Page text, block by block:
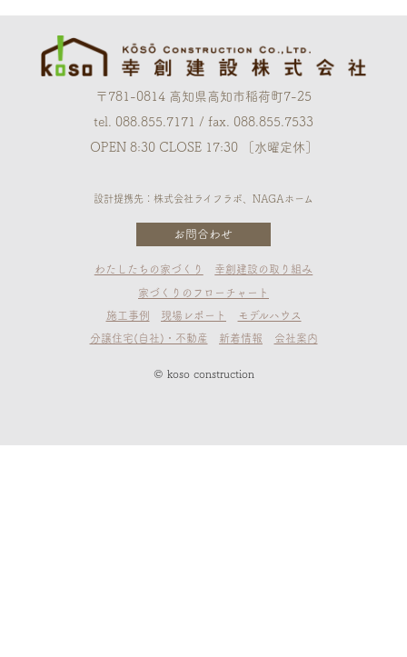
〒781-0814 高知県高知市稲荷町7-25
tel. 088.855.7171 / fax. 088.855.7533
OPEN 8:30 CLOSE 17:30 ［水曜定休］
設計提携先：株式会社ライフラボ、NAGAホーム
お問合わせ
わたしたちの家づくり 幸創建設の取り組み
家づくりのフローチャート
施工事例 現場レポート モデルハウス
分譲住宅(自社)・不動産 新着情報 会社案内
© koso construction